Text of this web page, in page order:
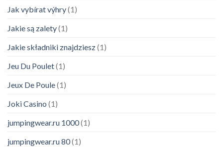
Jak vybírat výhry(1)
Jakie są zalety(1)
Jakie składniki znajdziesz(1)
Jeu Du Poulet(1)
Jeux De Poule(1)
Joki Casino (1)
jumpingwear.ru 1000(1)
jumpingwear.ru 80(1)